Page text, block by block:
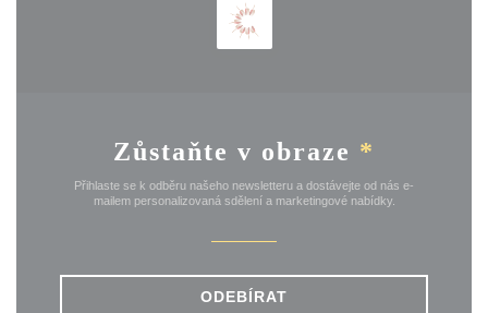
Zůstaňte v obraze *
Přihlaste se k odběru našeho newsletteru a dostávejte od nás e-
mailem personalizovaná sdělení a marketingové nabídky.
ODEBÍRAT